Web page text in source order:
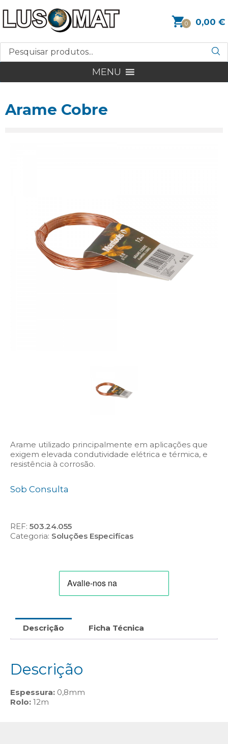
0 0,00 €
MENU
Arame Cobre
Arame utilizado principalmente em aplicações que
exigem elevada condutividade elétrica e térmica, e
resistência à corrosão.
Sob Consulta
REF: 503.24.055
Categoria: Soluções Especifícas
Descrição Ficha Técnica
Descrição
Espessura: 0,8mm
Rolo: 12m